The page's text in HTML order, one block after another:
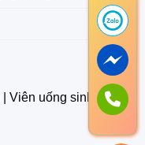
Viên uống sinh lý nam